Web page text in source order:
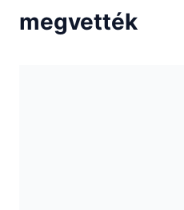
megvették